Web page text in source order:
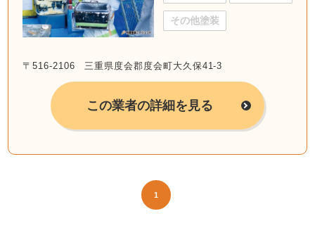
その他塗装
〒516-2106 三重県度会郡度会町大久保41-3
この業者の詳細を見る
1